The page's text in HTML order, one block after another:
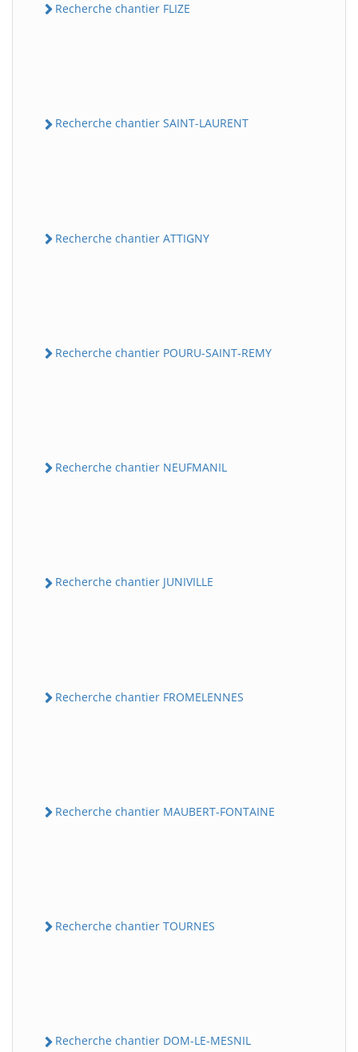
Recherche chantier FLIZE
Recherche chantier SAINT-LAURENT
Recherche chantier ATTIGNY
Recherche chantier POURU-SAINT-REMY
Recherche chantier NEUFMANIL
Recherche chantier JUNIVILLE
Recherche chantier FROMELENNES
Recherche chantier MAUBERT-FONTAINE
Recherche chantier TOURNES
Recherche chantier DOM-LE-MESNIL